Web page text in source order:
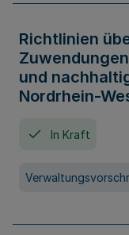
Richtlinien
und
Nordrhein-
In Kraft